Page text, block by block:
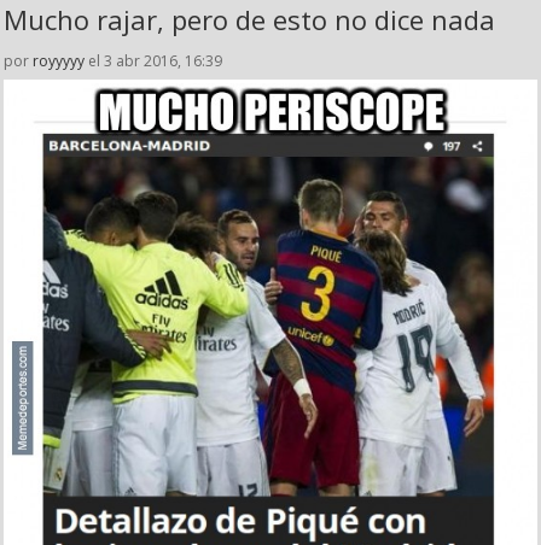
Mucho rajar, pero de esto no dice nada
por royyyyy el 3 abr 2016, 16:39